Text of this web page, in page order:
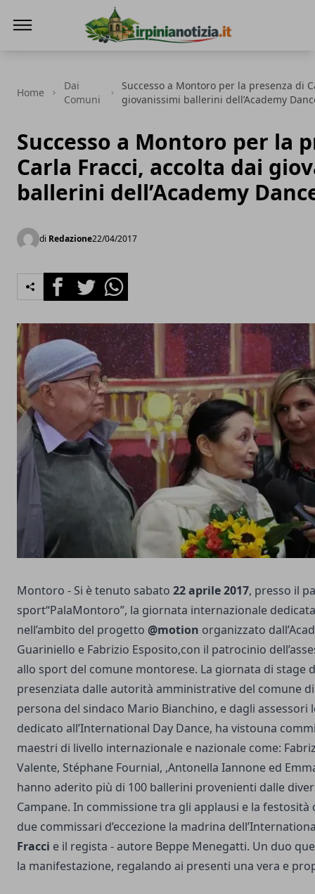
Home
Dai
Comuni
Successo a Montoro per la presenza di
giovanissimi ballerini dell’Academy
Successo a Montoro per la
Carla Fracci, accolta dai
ballerini dell’Academy
di Redazione22/04/2017
FacebookTwitterWhatsapp
Montoro - Si è tenuto sabato 22 aprile 2017, presso il
sport“PalaMontoro”, la giornata internazionale
nell’ambito del progetto @motion organizzato
Guariniello e Fabrizio Esposito,con il patrocinio
allo sport del comune montorese. La giornata di stage
presenziata dalle autorità amministrative del comune
persona del sindaco Mario Bianchino, e dagli assessori
dedicato all’International Day Dance, ha vistouna
maestri di livello internazionale e nazionale come:
Valente, Stéphane Fournial, ,Antonella Iannone ed
hanno aderito più di 100 ballerini provenienti dalle
Campane. In commissione tra gli applausi e la festosità
due commissari d’eccezione la madrina
Fracci e il regista - autore Beppe Menegatti. Un duo
la manifestazione, regalando ai presenti una vera e